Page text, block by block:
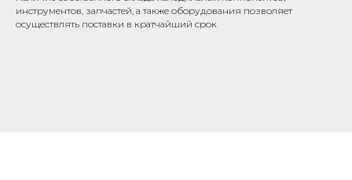
инструментов, запчастей, а также оборудования позволяет
осуществлять поставки в кратчайший срок